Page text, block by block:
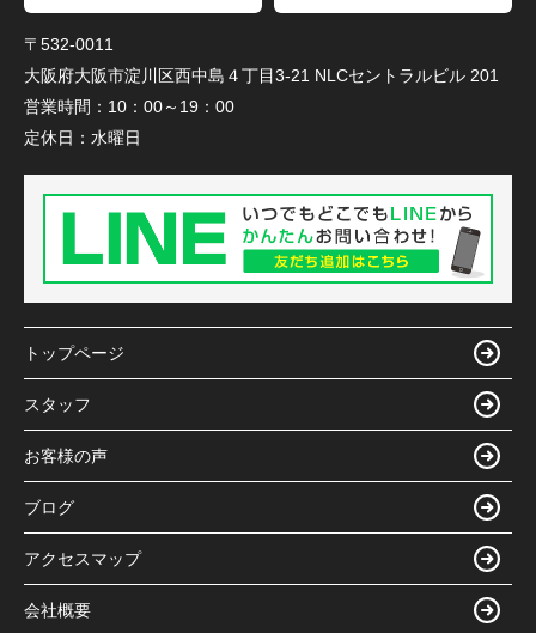
〒532-0011
大阪府大阪市淀川区西中島４丁目3-21 NLCセントラルビル 201
営業時間： 10：00～19：00
定休日： 水曜日
トップページ
スタッフ
お客様の声
ブログ
アクセスマップ
会社概要